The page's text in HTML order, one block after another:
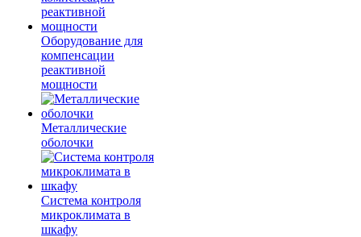
Оборудование для
компенсации
реактивной
мощности
Металлические
оболочки
Система контроля
микроклимата в
шкафу